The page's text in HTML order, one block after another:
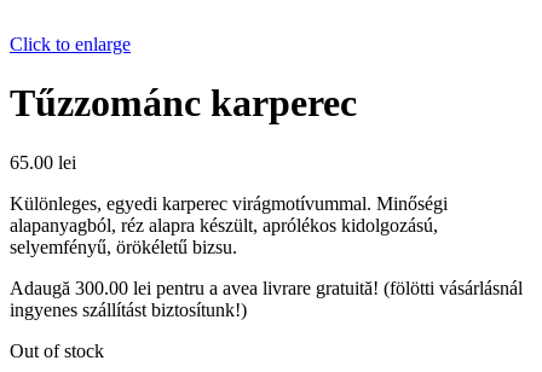
Click to enlarge
Tűzzománc karperec
65.00 lei
Különleges, egyedi karperec virágmotívummal. Minőségi
alapanyagból, réz alapra készült, aprólékos kidolgozású,
selyemfényű, örökéletű bizsu.
Adaugă 300.00 lei pentru a avea livrare gratuită! (fölötti vásárlásnál
ingyenes szállítást biztosítunk!)
Out of stock